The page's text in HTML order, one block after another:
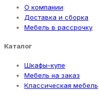
О компании
Доставка и сборка
Мебель в рассрочку
Каталог
Шкафы-купе
Мебель на заказ
Классическая мебель